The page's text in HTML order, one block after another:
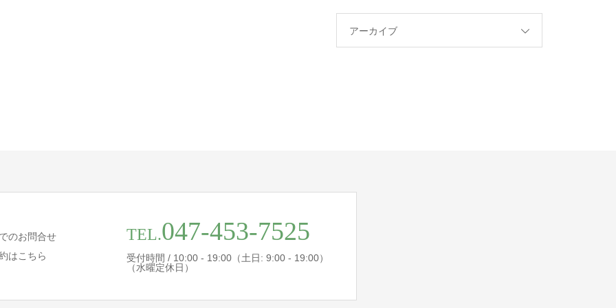
アーカイブ
のお問合せ
はこちら
TEL.047-453-7525
受付時間 / 10:00 - 19:00（土日: 9:00 - 19:00）
（水曜定休日）